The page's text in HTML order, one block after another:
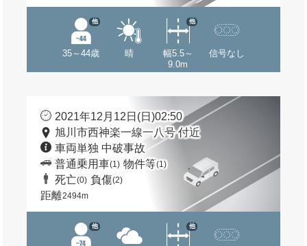
35～44歳
他
晴
幅5.5～
9.0m
他
信号なし
2021年12月12日(日)02:50
旭川市西神楽一線一八号 付近
車両単独 中破事故
普通乗用車(1) 物件等(1)
死亡(0) 負傷(2)
距離2494m
他 他